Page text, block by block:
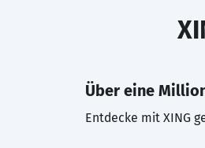
Über eine
Entdecke mit XING